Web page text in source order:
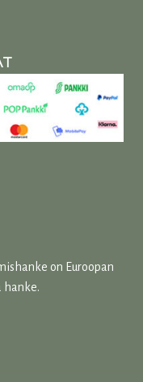
on Euroopan
hanke.